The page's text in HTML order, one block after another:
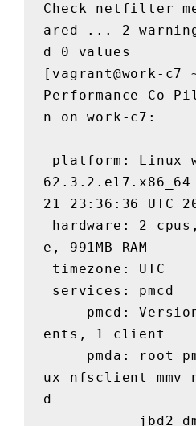
Check netfilter
ared ... 2
d 0 values
[vagrant@work-c7
Performance Co-
n on work-c7:
62.3.2.el7.x86_64
21 23:36:36 UTC
e, 991MB RAM
ents, 1 client
ux nfsclient
d